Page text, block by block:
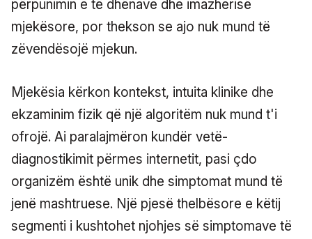
përpunimin e të dhënave dhe imazherisë
mjekësore, por thekson se ajo nuk mund të
zëvendësojë mjekun.
Mjekësia kërkon kontekst, intuita klinike dhe
ekzaminim fizik që një algoritëm nuk mund t'i
ofrojë. Ai paralajmëron kundër vetë-
diagnostikimit përmes internetit, pasi çdo
organizëm është unik dhe simptomat mund të
jenë mashtruese. Një pjesë thelbësore e këtij
segmenti i kushtohet njohjes së simptomave të